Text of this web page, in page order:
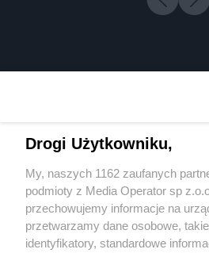
Wydawca mediów lokalnych
Drogi Użytkowniku,
My, naszych 1162 zaufanych
podmioty z Media Operator sp
przechowujemy informacje na
przetwarzamy dane osobowe,
identyfikatory, standardowe